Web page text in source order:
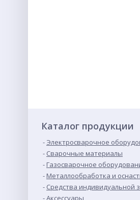
Каталог продукции
Электросварочное
Сварочные материалы
Газосварочное
Металлообработка и
Средства индивидуальной
Аксессуары